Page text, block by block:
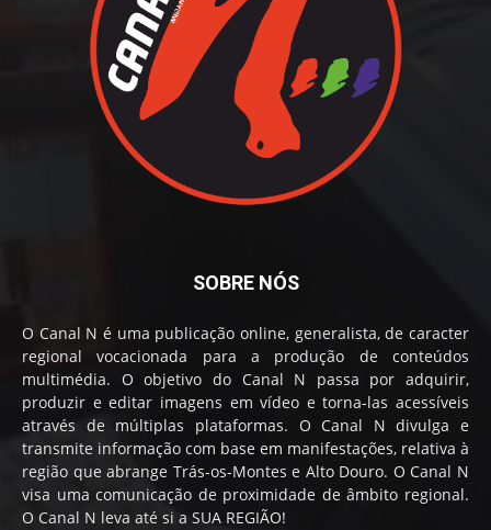
SOBRE NÓS
O Canal N é uma publicação online, generalista, de caracter
regional vocacionada para a produção de conteúdos
multimédia. O objetivo do Canal N passa por adquirir,
produzir e editar imagens em vídeo e torna-las acessíveis
através de múltiplas plataformas. O Canal N divulga e
transmite informação com base em manifestações, relativa à
região que abrange Trás-os-Montes e Alto Douro. O Canal N
visa uma comunicação de proximidade de âmbito regional.
O Canal N leva até si a SUA REGIÃO!